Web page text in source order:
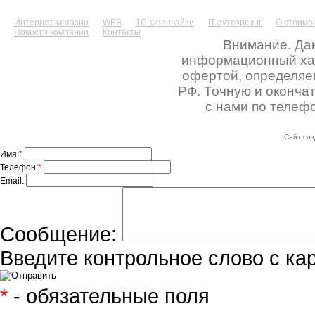
Интернет-магазин WEB 1С-Франчайзи IT-аутсорсинг
О
Новости компании
Контакты
Внимание.
информационный
офертой,
РФ. Точную и
с нами по
Сайт
Имя:*
Телефон:*
Email:
Сообщение:
Введите контрольное слово с
* - обязательные поля